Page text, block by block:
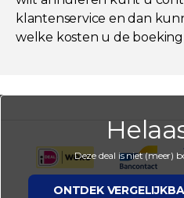
klantenservice en dan
welke kosten u de
Deze deal is niet (meer)
ONTDEK